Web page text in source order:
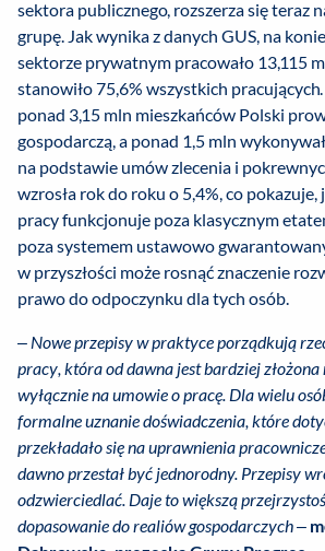
sektora publicznego, rozszerza się teraz
grupę. Jak wynika z danych GUS, na
sektorze prywatnym pracowało 13,115
stanowiło 75,6% wszystkich
ponad 3,15 mln mieszkańców Polski
gospodarczą, a ponad 1,5 mln
na podstawie umów zlecenia i
wzrosła rok do roku o 5,4%, co pokazuje,
pracy funkcjonuje poza klasycznym
poza systemem ustawowo
w przyszłości może rosnąć znaczenie
prawo do odpoczynku dla tych osób.
– Nowe przepisy w praktyce porządkują
pracy, która od dawna jest bardziej
wyłącznie na umowie o pracę. Dla wielu
formalne uznanie doświadczenia, które
przekładało się na uprawnienia
dawno przestał być jednorodny. Przepisy
odzwierciedlać. Daje to większą
dopasowanie do realiów gospodarczych–